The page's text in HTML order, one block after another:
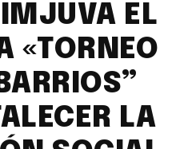
IMJUVA EL
«TORNEO
LA